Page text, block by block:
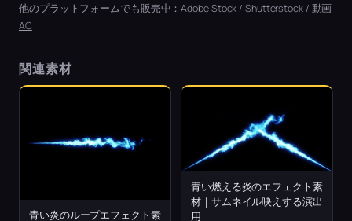
他のプラットフォームでも販売中：Adobe Stock /Shutterstock/ 動画
AC
関連素材
青い炎のループエフェクト素
青い燃える炎のエフェクト素
材｜サムネイル映えする演出
用